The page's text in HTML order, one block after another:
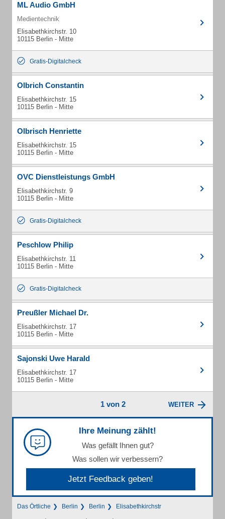
ML Audio GmbH
Medientechnik
Elisabethkirchstr. 10
10115 Berlin - Mitte
Gratis-Digitalcheck
Olbrich Constantin
Elisabethkirchstr. 15
10115 Berlin - Mitte
Olbrisch Henriette
Elisabethkirchstr. 15
10115 Berlin - Mitte
OVC Dienstleistungs GmbH
Elisabethkirchstr. 9
10115 Berlin - Mitte
Gratis-Digitalcheck
Peschlow Philip
Elisabethkirchstr. 11
10115 Berlin - Mitte
Gratis-Digitalcheck
Preußler Michael Dr.
Elisabethkirchstr. 17
10115 Berlin - Mitte
Sajonski Uwe Harald
Elisabethkirchstr. 17
10115 Berlin - Mitte
1 von 2 WEITER
Ihre Meinung zählt!
Was gefällt Ihnen gut?
Was sollen wir verbessern?
Jetzt Feedback geben!
Das Örtliche Berlin Berlin Elisabethkirchstr